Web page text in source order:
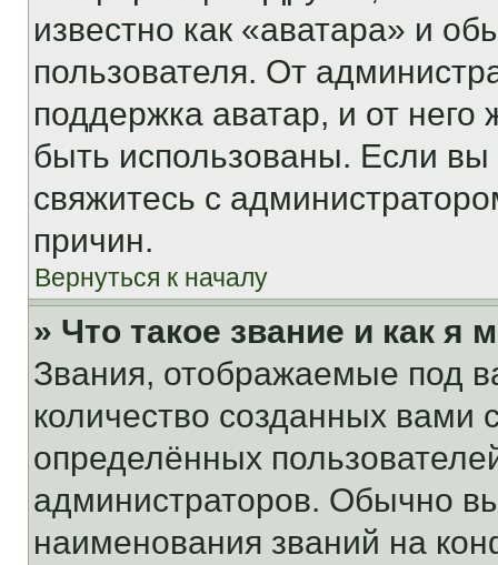
известно как «аватара» и
пользователя. От
поддержка аватар, и от него
быть использованы. Если
свяжитесь с
причин.
Вернуться к началу
» Что такое звание и как я
Звания, отображаемые под
количество созданных
определённых
администраторов. Обычно
наименования званий на